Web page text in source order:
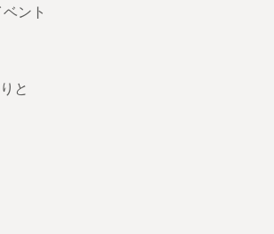
ント
と